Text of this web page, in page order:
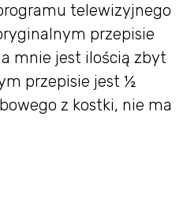
telewizyjnego
przepisie
mnie jest ilością zbyt
przepisie jest ½
z kostki, nie ma